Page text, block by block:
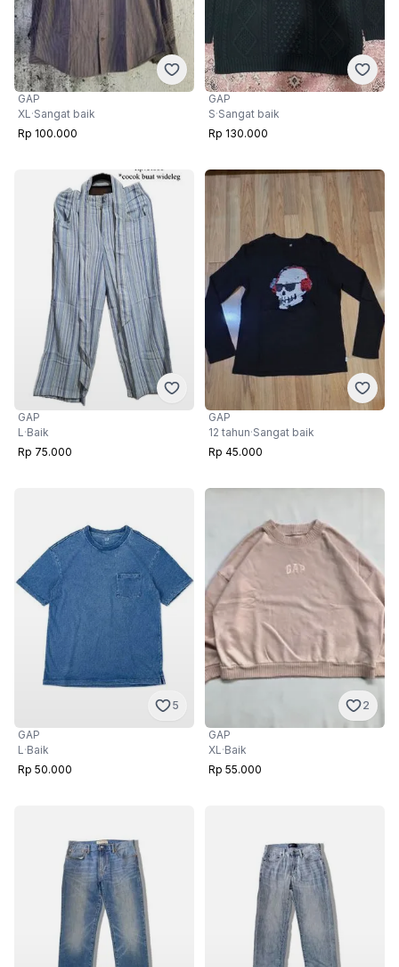
GAP
XL ·Sangat baik
Rp 100.000
GAP
S·Sangat baik
Rp 130.000
GAP
L ·Baik
Rp 75.000
GAP
12 tahun·Sangat baik
Rp 45.000
5
GAP
L ·Baik
Rp 50.000
2
GAP
XL ·Baik
Rp 55.000